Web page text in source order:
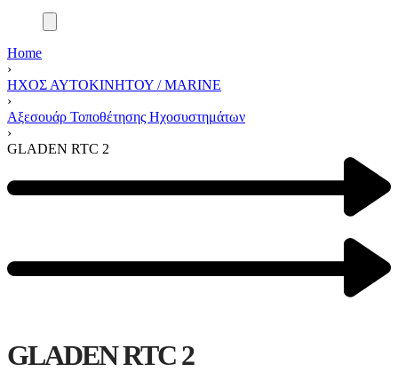
Home
›
ΗΧΟΣ ΑΥΤΟΚΙΝΗΤΟΥ / MARINE
›
Αξεσουάρ Τοποθέτησης Ηχοσυστημάτων
›
GLADEN RTC 2
GLADEN RTC 2